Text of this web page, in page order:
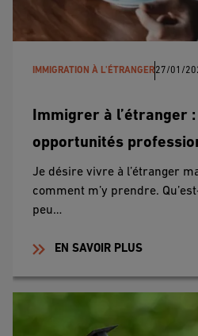
IMMIGRATION À L'ÉTRANGER27/01/
Immigrer à l’étranger
opportunités
?
Je désire vivre à l’étranger
comment m’y prendre.
peu…
EN SAVOIR PLUS